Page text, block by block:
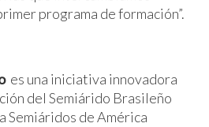
programa de formación”.
es una iniciativa innovadora
del Semiárido Brasileño
Semiáridos de América